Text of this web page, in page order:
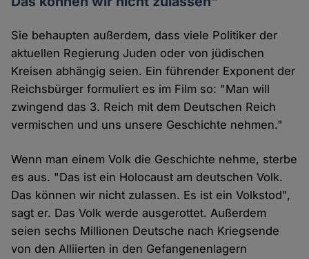
Sie behaupten außerdem, dass viele Politiker der
aktuellen Regierung Juden oder von jüdischen
Kreisen abhängig seien. Ein führender Exponent der
Reichsbürger formuliert es im Film so: "Man will
zwingend das 3. Reich mit dem Deutschen Reich
vermischen und uns unsere Geschichte nehmen."
Wenn man einem Volk die Geschichte nehme, sterbe
es aus. "Das ist ein Holocaust am deutschen Volk.
Das können wir nicht zulassen. Es ist ein Volkstod",
sagt er. Das Volk werde ausgerottet. Außerdem
seien sechs Millionen Deutsche nach Kriegsende
von den Alliierten in den Gefangenenlagern